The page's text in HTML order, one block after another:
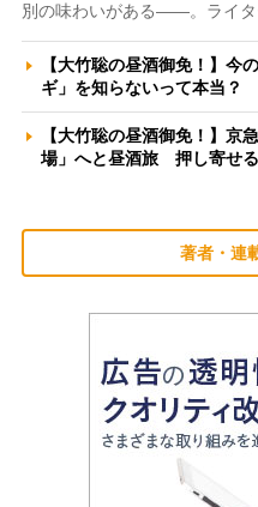
別の味わいがある――。ライ
【大竹聡の昼酒御免！】今
ギ」を知らないって本当
【大竹聡の昼酒御免！】京
場」へと昼酒旅 押し寄せ
著者・連